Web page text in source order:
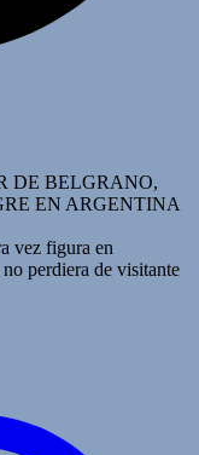
DE BELGRANO,
EN ARGENTINA
vez figura en
perdiera de visitante